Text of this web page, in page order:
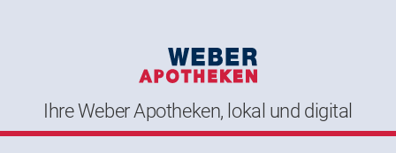
Ihre Weber Apotheken, lokal und digital